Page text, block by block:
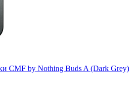
CMF by Nothing Buds A (Dark Grey)